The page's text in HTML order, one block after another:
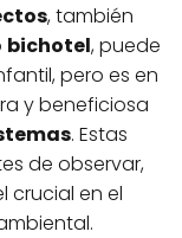
, también
bichotel, puede
pero es en
y beneficiosa
. Estas
de observar,
crucial en el